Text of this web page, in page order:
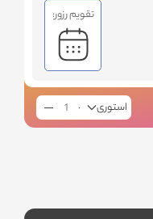
تقویم رزور:
استوری